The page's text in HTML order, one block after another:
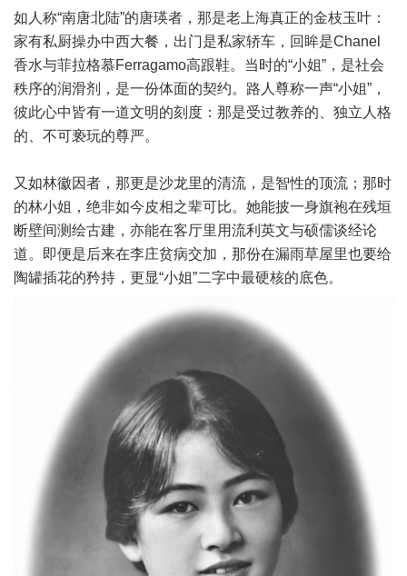
如人称“南唐北陆”的唐瑛者，那是老上海真正的金枝玉叶：
家有私厨操办中西大餐，出门是私家轿车，回眸是Chanel
香水与菲拉格慕Ferragamo高跟鞋。当时的“小姐”，是社会
秩序的润滑剂，是一份体面的契约。路人尊称一声“小姐”，
彼此心中皆有一道文明的刻度：那是受过教养的、独立人格
的、不可亵玩的尊严。
又如林徽因者，那更是沙龙里的清流，是智性的顶流；那时
的林小姐，绝非如今皮相之辈可比。她能披一身旗袍在残垣
断壁间测绘古建，亦能在客厅里用流利英文与硕儒谈经论
道。即便是后来在李庄贫病交加，那份在漏雨草屋里也要给
陶罐插花的矜持，更显“小姐”二字中最硬核的底色。